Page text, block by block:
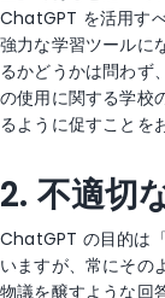
ChatGPT を活用す
強力な学習ツールに
るかどうかは問わず
の使用に関する学校
るように促すことを
2. 不適切
ChatGPT の目的は
いますが、常にその
物議を醸すような回